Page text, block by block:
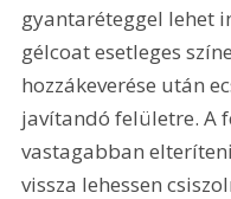
gyantaréteggel lehet
gélcoat esetleges
hozzákeverése után
javítandó felületre. A
vastagabban
vissza lehessen